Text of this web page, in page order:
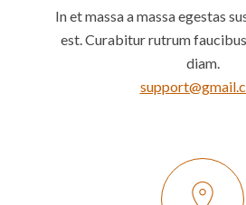
In et massa a massa egestas
est. Curabitur rutrum
diam.